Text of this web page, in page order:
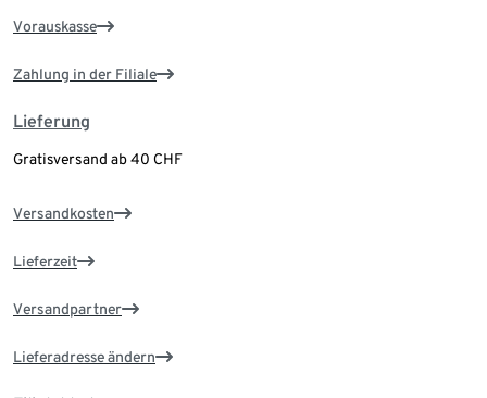
Vorauskasse
Zahlung in der Filiale
Lieferung
Gratisversand ab 40 CHF
Versandkosten
Lieferzeit
Versandpartner
Lieferadresse ändern